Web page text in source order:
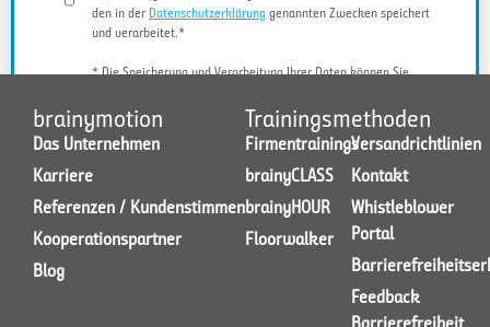
den in der Datenschutzerklärung genannten Zwecken speichert
und verarbeitet.*
* Die Speicherung und Verarbeitung Ihrer Daten können Sie
JETZT KONTAKT AUFNEHMEN
brainymotion
Das Unternehmen
Karriere
Referenzen / Kundenstimmen
Kooperationspartner
Blog
Trainingsmethoden
Firmentrainings
brainyCLASS
brainyHOUR
Floorwalker
Versandrichtlinien
Kontakt
Whistleblower
Portal
Feedback